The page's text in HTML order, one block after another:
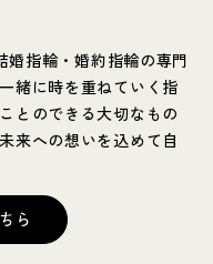
婚指輪・婚約指輪の専門
緒に時を重ねていく指
とのできる大切なもの
来への想いを込めて自
ら